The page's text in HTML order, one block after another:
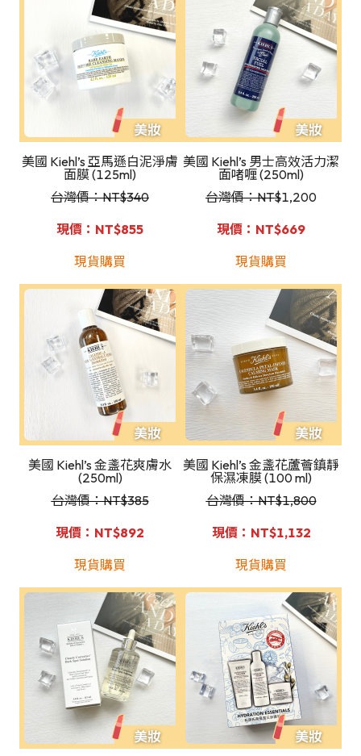
美國 Kiehl’s 亞馬遜白泥淨膚
面膜 (125ml)
台灣價：NT$340
現價：NT$855
現貨購買
美國 Kiehl’s 男士高效活力潔
面啫喱 (250ml)
台灣價：NT$1,200
現價：NT$669
現貨購買
美國 Kiehl’s 金盞花爽膚水
(250ml)
台灣價：NT$385
現價：NT$892
現貨購買
美國 Kiehl’s 金盞花蘆薈鎮靜
保濕凍膜 (100 ml)
台灣價：NT$1,800
現價：NT$1,132
現貨購買